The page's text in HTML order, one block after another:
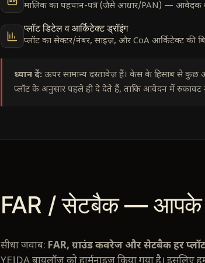
मालिक का पहचान-पत्र (जैसे आधार/PAN) — आवेदक
प्लॉट डिटेल व आर्किटेक्ट ड्रॉइंग
प्लॉट का सेक्टर/नंबर, साइज़, और CoA आर्किटेक्ट की
ध्यान दें: ऊपर सामान्य दस्तावेज़ हैं। केस के हिसाब से
प्लॉट के अनुसार पहले ही दे देते हैं, ताकि आवेदन में
FAR / सेटबैक — आपके
सीधा जवाब: FAR, ग्राउंड कवरेज और सेटबैक हर